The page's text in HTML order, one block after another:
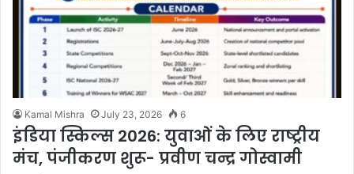
Kamal Mishra July 23, 2026 6
इंडिया स्किल्स 2026: युवाओं के लिए राष्ट्रीय
मंच, पंजीकरण शुरू- प्रवीण चन्द्र गोस्वामी